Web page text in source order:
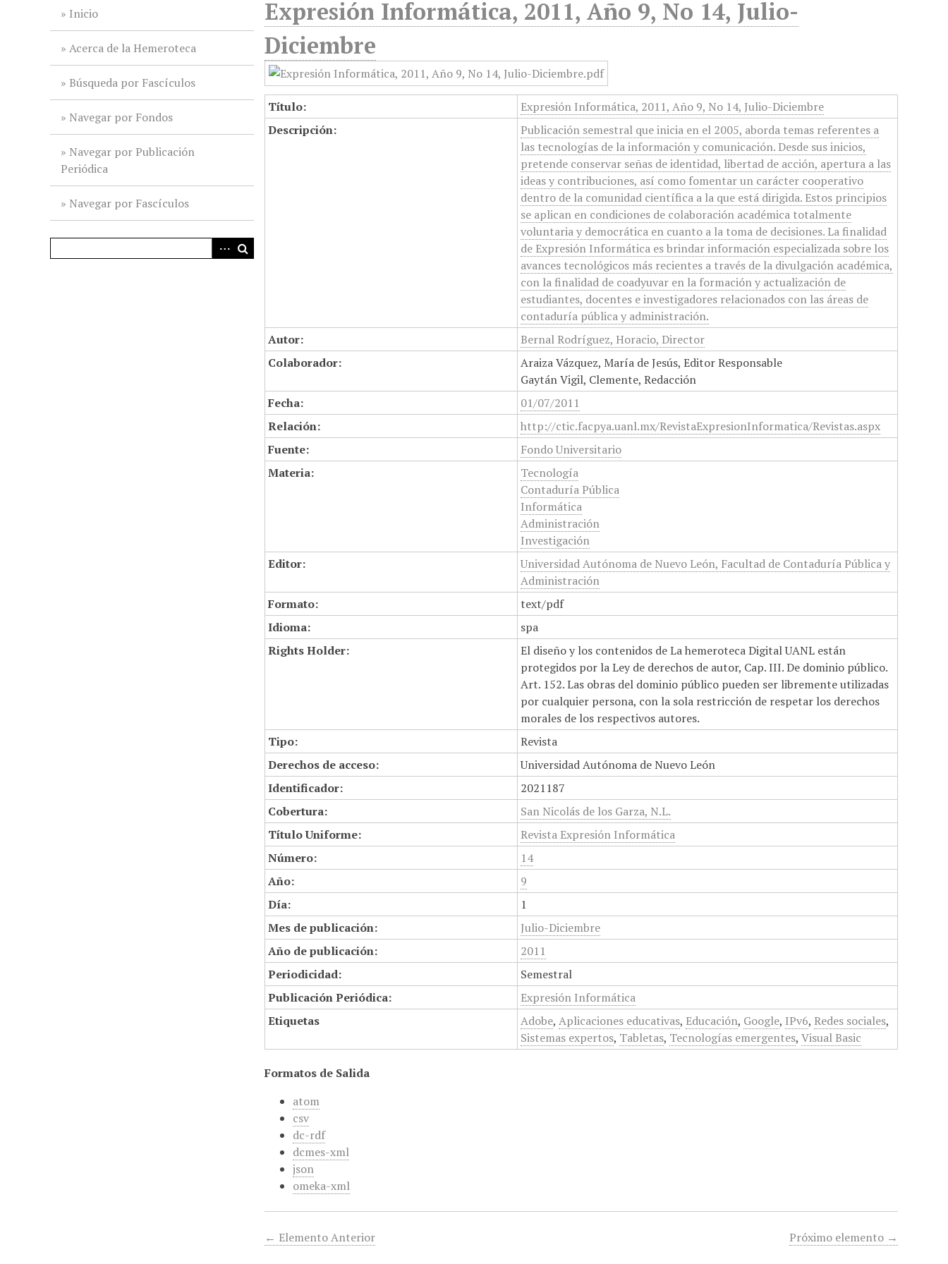
Inicio
Acerca de la Hemeroteca
Búsqueda por Fascículos
Navegar por Fondos
Navegar por Publicación
Periódica
Navegar por Fascículos
Expresión Informática, 2011, Año 9, No 14, Julio-
Diciembre
Título:
Expresión Informática, 2011, Año 9, No 14, Julio-Diciembre
Descripción:
Publicación semestral que inicia en el 2005, aborda temas referentes a
las tecnologías de la información y comunicación. Desde sus inicios,
pretende conservar señas de identidad, libertad de acción, apertura a las
ideas y contribuciones, así como fomentar un carácter cooperativo
dentro de la comunidad científica a la que está dirigida. Estos principios
se aplican en condiciones de colaboración académica totalmente
voluntaria y democrática en cuanto a la toma de decisiones. La finalidad
de Expresión Informática es brindar información especializada sobre los
avances tecnológicos más recientes a través de la divulgación académica,
con la finalidad de coadyuvar en la formación y actualización de
estudiantes, docentes e investigadores relacionados con las áreas de
contaduría pública y administración.
Autor:
Bernal Rodríguez, Horacio, Director
Colaborador:
Araiza Vázquez, María de Jesús, Editor Responsable
Gaytán Vigil, Clemente, Redacción
Fecha:
01/07/2011
Relación:
http://ctic.facpya.uanl.mx/RevistaExpresionInformatica/Revistas.aspx
Fuente:
Fondo Universitario
Materia:
Tecnología
Contaduría Pública
Informática
Administración
Investigación
Editor:
Universidad Autónoma de Nuevo León, Facultad de Contaduría Pública y
Administración
Formato:
text/pdf
Idioma:
spa
Rights Holder:
El diseño y los contenidos de La hemeroteca Digital UANL están
protegidos por la Ley de derechos de autor, Cap. III. De dominio público.
Art. 152. Las obras del dominio público pueden ser libremente utilizadas
por cualquier persona, con la sola restricción de respetar los derechos
morales de los respectivos autores.
Tipo:
Revista
Derechos de acceso:
Universidad Autónoma de Nuevo León
Identificador:
2021187
Cobertura:
San Nicolás de los Garza, N.L.
Título Uniforme:
Revista Expresión Informática
Número:
14
Año:
9
Día:
1
Mes de publicación:
Julio-Diciembre
Año de publicación:
2011
Periodicidad:
Semestral
Publicación Periódica:
Expresión Informática
Etiquetas
Adobe,Aplicaciones educativas, Educación, Google, IPv6, Redes sociales,
Sistemas expertos, Tabletas, Tecnologías emergentes,Visual Basic
Formatos de Salida
atom
csv
dc-rdf
dcmes-xml
json
omeka-xml
← Elemento Anterior Próximo elemento →